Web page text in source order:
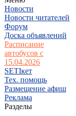
Новости
Новости читателей
Форум
Доска объявлений
Расписание
автобусов с
15.04.2026
SETIкет
Тех. помощь
Размещение афиш
Реклама
Разделы